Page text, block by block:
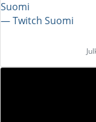
Suomi
― Twitch Suomi